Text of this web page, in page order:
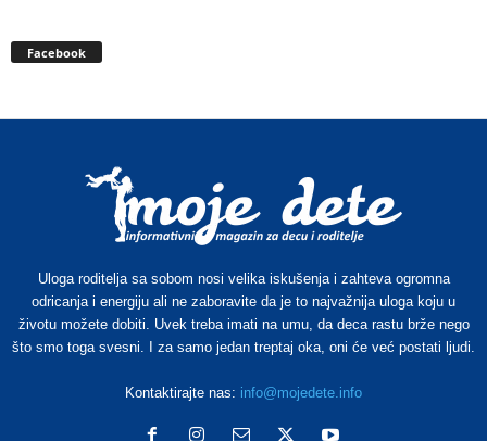
Facebook
Uloga roditelja sa sobom nosi velika iskušenja i zahteva ogromna
odricanja i energiju ali ne zaboravite da je to najvažnija uloga koju u
životu možete dobiti. Uvek treba imati na umu, da deca rastu brže nego
što smo toga svesni. I za samo jedan treptaj oka, oni će već postati ljudi.
Kontaktirajte nas: info@mojedete.info